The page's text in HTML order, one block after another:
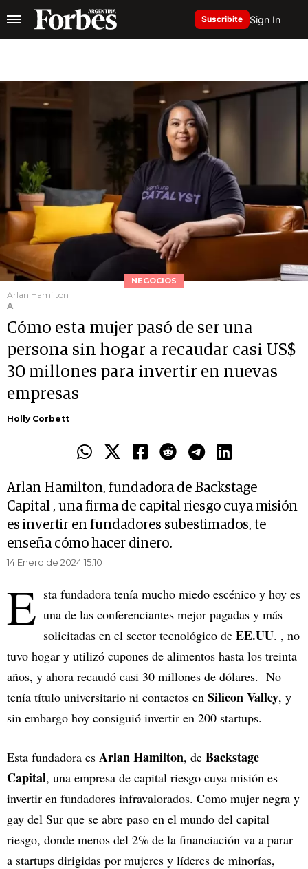
Suscribite Sign In
NEGOCIOS
Arlan Hamilton
A
Cómo esta mujer pasó de ser una
persona sin hogar a recaudar casi US$
30 millones para invertir en nuevas
empresas
Holly Corbett
Arlan Hamilton, fundadora de Backstage
Capital , una firma de capital riesgo cuya misión
es invertir en fundadores subestimados, te
enseña cómo hacer dinero.
14 Enero de 2024 15.10
E sta fundadora tenía mucho miedo escénico y hoy es
una de las conferenciantes mejor pagadas y más
solicitadas en el sector tecnológico de EE.UU. , no
tuvo hogar y utilizó cupones de alimentos hasta los treinta
años, y ahora recaudó casi 30 millones de dólares. No
tenía título universitario ni contactos en Silicon Valley, y
sin embargo hoy consiguió invertir en 200 startups.
Esta fundadora es Arlan Hamilton, de Backstage
Capital, una empresa de capital riesgo cuya misión es
invertir en fundadores infravalorados. Como mujer negra y
gay del Sur que se abre paso en el mundo del capital
riesgo, donde menos del 2% de la financiación va a parar
a startups dirigidas por mujeres y líderes de minorías,